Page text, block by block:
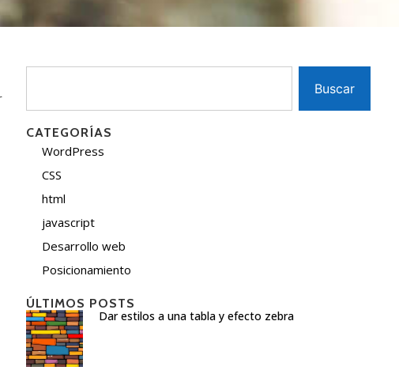
Buscar
CATEGORÍAS
WordPress
CSS
html
javascript
Desarrollo web
Posicionamiento
ÚLTIMOS POSTS
Dar estilos a una tabla y efecto zebra